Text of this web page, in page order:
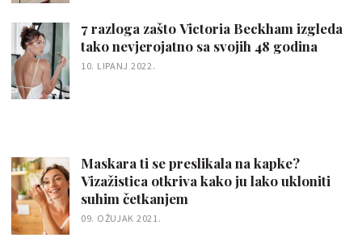
7 razloga zašto Victoria Beckham izgleda
tako nevjerojatno sa svojih 48 godina
10. LIPANJ 2022.
Maskara ti se preslikala na kapke?
Vizažistica otkriva kako ju lako ukloniti
suhim četkanjem
09. OŽUJAK 2021.